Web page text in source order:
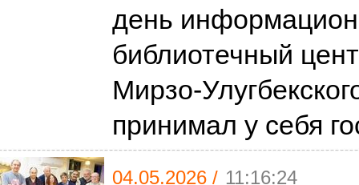
день
библиотечный
Мирзо-
принимал у себя
04.05.2026 / 11:16:24